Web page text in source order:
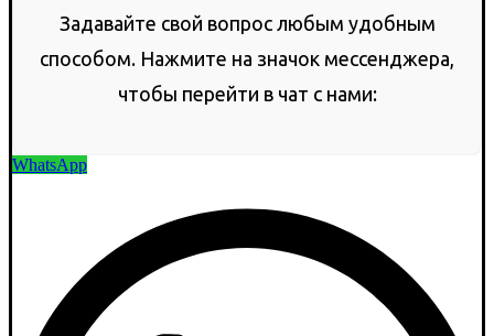
Задавайте свой вопрос любым удобным
способом. Нажмите на значок мессенджера,
чтобы перейти в чат с нами:
WhatsApp